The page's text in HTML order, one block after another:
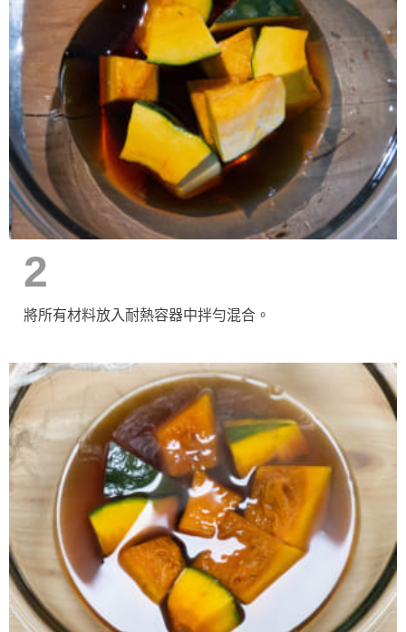
2
將所有材料放入耐熱容器中拌勻混合。